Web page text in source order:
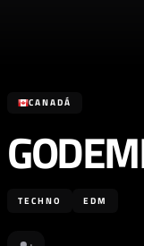
CANADÁ
TECHNO EDM